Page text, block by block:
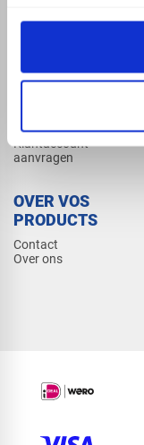
Beregening
Dak en gevel
Klantaccount
aanvragen
OVER VOS
PRODUCTS
Contact
Over ons